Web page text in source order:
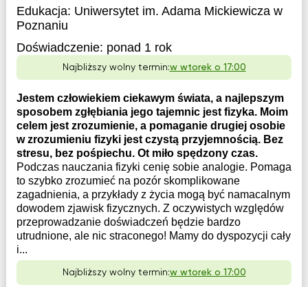
Edukacja: Uniwersytet im. Adama Mickiewicza w
Poznaniu
Doświadczenie: ponad 1 rok
Najbliższy wolny termin:w wtorek o 17:00
Jestem człowiekiem ciekawym świata, a najlepszym
sposobem zgłębiania jego tajemnic jest fizyka. Moim
celem jest zrozumienie, a pomaganie drugiej osobie
w zrozumieniu fizyki jest czystą przyjemnością. Bez
stresu, bez pośpiechu. Ot miło spędzony czas.
Podczas nauczania fizyki cenię sobie analogie. Pomaga
to szybko zrozumieć na pozór skomplikowane
zagadnienia, a przykłady z życia mogą być namacalnym
dowodem zjawisk fizycznych. Z oczywistych względów
przeprowadzanie doświadczeń będzie bardzo
utrudnione, ale nic straconego! Mamy do dyspozycji cały
i...
Najbliższy wolny termin:w wtorek o 17:00